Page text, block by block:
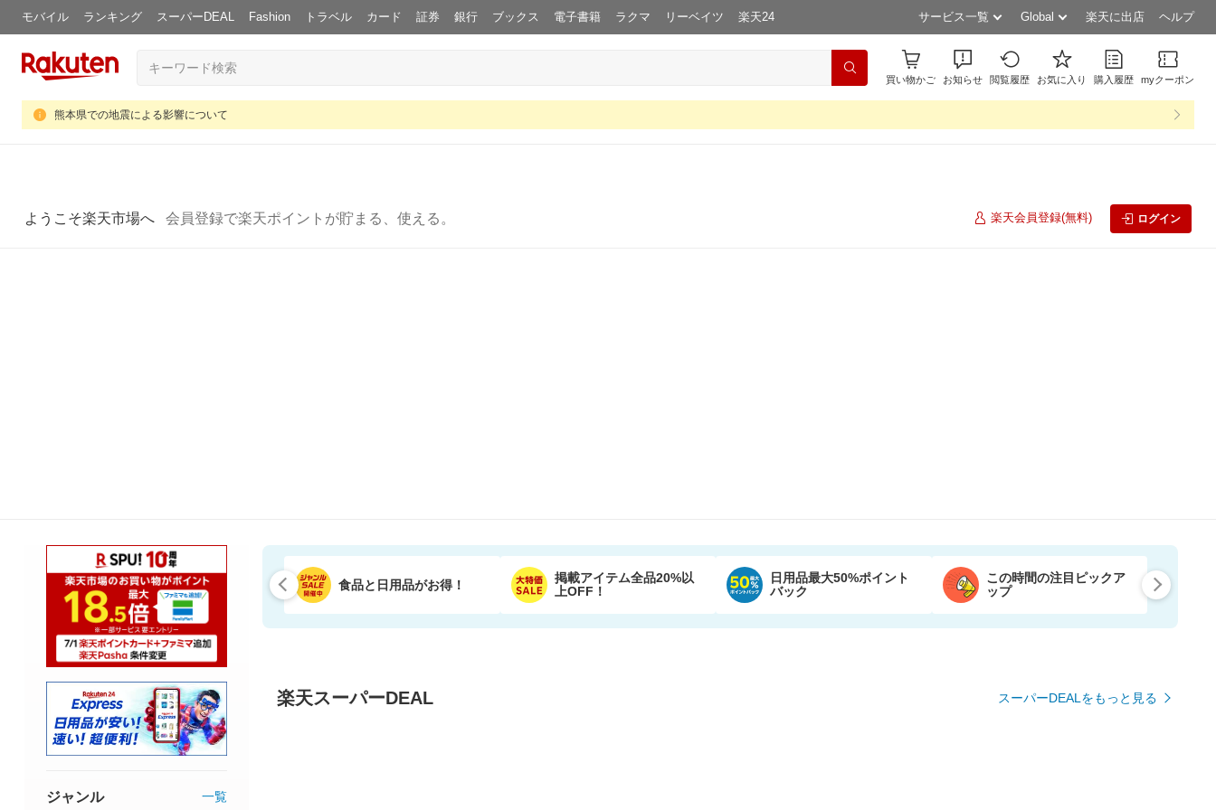
モバイル ランキング スーパーDEAL Fashion トラベル カード 証券 銀行 ブックス 電子書籍 ラクマ リーベイツ 楽天24 サービス一覧 Global 楽天に出店 ヘルプ
買い物かご お知らせ 閲覧履歴 お気に入り 購入履歴 myクーポン
熊本県での地震による影響について
ようこそ楽天市場へ 会員登録で楽天ポイントが貯まる、使える。 楽天会員登録(無料) ログイン
食品と日用品がお得！
掲載アイテム全品20%以
上OFF！
日用品最大50%ポイント
バック
この時間の注目ピックア
ップ
楽天スーパーDEAL スーパーDEALをもっと見る
ジャンル 一覧